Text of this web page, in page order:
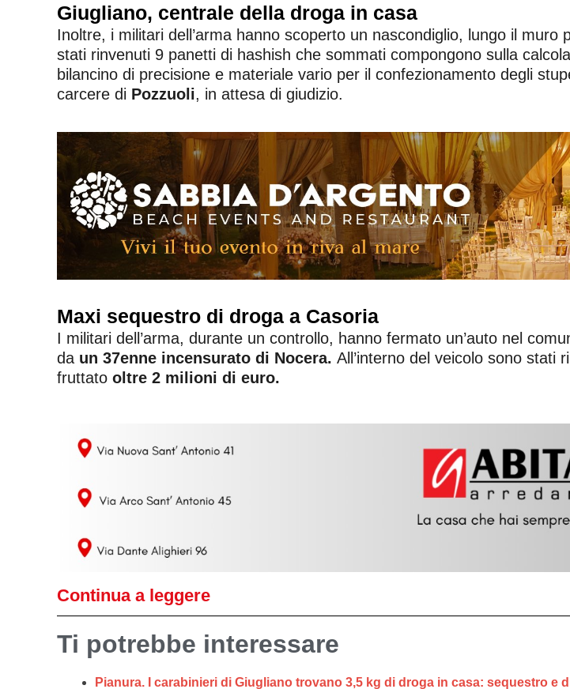
Giugliano, centrale della droga in casa
Inoltre, i militari dell’arma hanno scoperto un nascondiglio, lungo il muro
stati rinvenuti 9 panetti di hashish che sommati compongono sulla
bilancino di precisione e materiale vario per il confezionamento degli
carcere di Pozzuoli, in attesa di giudizio.
Maxi sequestro di droga a Casoria
I militari dell’arma, durante un controllo, hanno fermato un’auto nel
da un 37enne incensurato di Nocera. All’interno del veicolo sono stati
fruttato oltre 2 milioni di euro.
Continua a leggere
Ti potrebbe interessare
Pianura. I carabinieri di Giugliano trovano 3,5 kg di droga in casa: sequestro e